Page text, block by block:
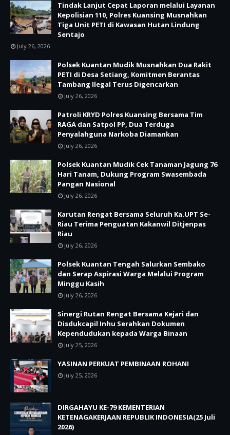
Tindak Lanjut Cepat Laporan melalui Layanan
Kepolisian 110, Polres Kuansing Musnahkan
Tiga Unit PETI di Kawasan Hutan Lindung
Sentajo
July 26, 2026
Polsek Kuantan Mudik Musnahkan Dua Rakit
PETI di Desa Setiang, Komitmen Berantas
Tambang Ilegal Terus Digencarkan
July 26, 2026
Patroli KRYD Polres Kuansing Bersama Tim
RAGA dan Satpol PP, Dua Terduga
Penyalahguna Narkoba Diamankan
July 26, 2026
Polsek Kuantan Mudik Cek Tanaman Jagung 76
Hari Tanam, Dukung Program Swasembada
Pangan Nasional
July 26, 2026
Karutan Rengat Bersama Seluruh Ka.UPT Se-
Riau Terima Penguatan Kakanwil Ditjenpas
Riau
July 26, 2026
Polsek Kuantan Tengah Salurkan Sembako
dan Serap Aspirasi Warga Melalui Program
Minggu Kasih
July 26, 2026
Sinergi Rutan Rengat Bersama Kejari dan
Disdukcapil Inhu Serahkan Dokumen
Kependudukan kepada Warga Binaan
July 25, 2026
YASINAN PERKUAT PEMBINAAN ROHANI
July 25, 2026
DIRGAHAYU KE-79 KEMENTERIAN
KETENAGAKERJAAN REPUBLIK INDONESIA(25 Juli
2026)